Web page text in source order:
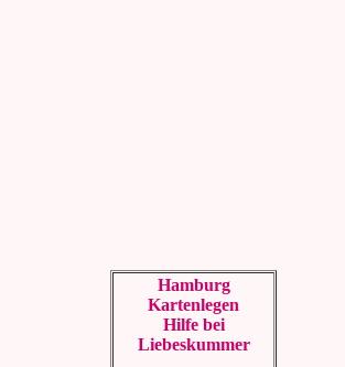
Hamburg
Kartenlegen
Hilfe bei
Liebeskummer